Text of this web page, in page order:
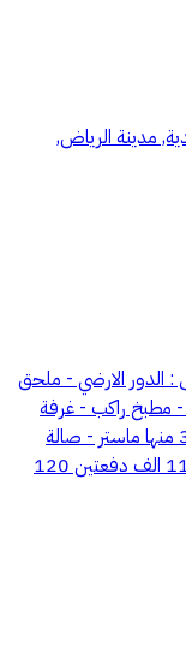
مدينة الرياض,
- شارع 20 تحتوي على : الدور الارضي - ملحق
مطبخ راكب - غرفة
خادمة - منطقة غسيل الدور الاول - 4 غرف نوم 3 منها ماستر - صالة
"جميع الغرف والمطبخ المكيفات راكبه" دفعه 110 الف دفعتين 120